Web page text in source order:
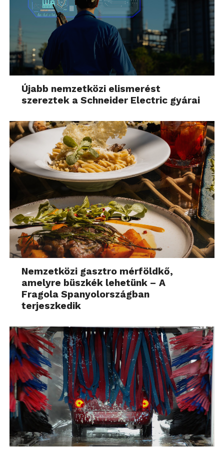
Újabb nemzetközi elismerést
szereztek a Schneider Electric gyárai
Nemzetközi gasztro mérföldkő,
amelyre büszkék lehetünk – A
Fragola Spanyolországban
terjeszkedik